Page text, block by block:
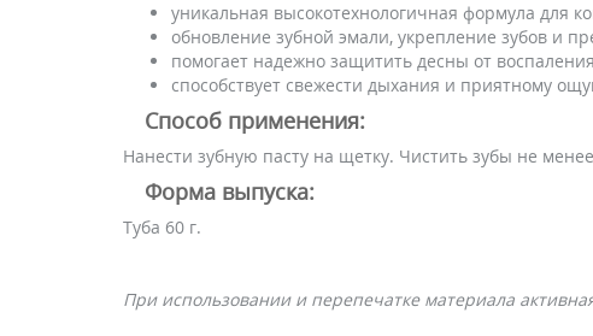
уникальная высокотехнологичная формула для
обновление зубной эмали, укрепление зубов и
помогает надежно защитить десны от
способствует свежести дыхания и приятному
Способ применения:
Нанести зубную пасту на щетку. Чистить зубы не
Форма выпуска:
Туба 60 г.
При использовании и перепечатке материала